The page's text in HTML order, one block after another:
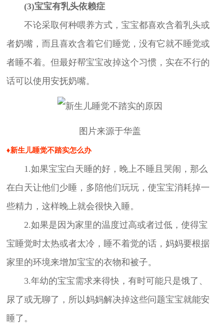
(3)宝宝有乳头依赖症
不论采取何种喂养方式，宝宝都喜欢含着乳头或
者奶嘴，而且喜欢含着它们睡觉，没有它就不睡觉或
者睡不着。但最好帮宝宝改掉这个习惯，实在不行的
话可以使用安抚奶嘴。
图片来源于华盖
♦新生儿睡觉不踏实怎么办
1.如果宝宝白天睡的好，晚上不睡且哭闹，那么
在白天让他们少睡，多陪他们玩玩，使宝宝消耗掉一
些精力，这样晚上就会很快入睡。
2.如果是因为家里的温度过高或者过低，使得宝
宝睡觉时太热或者太冷，睡不着觉的话，妈妈要根据
家里的环境来增加宝宝的衣物和被子。
3.年幼的宝宝需求来得快，有时可能只是饿了、
尿了或无聊了，所以妈妈解决掉这些问题宝宝就能安
睡了。